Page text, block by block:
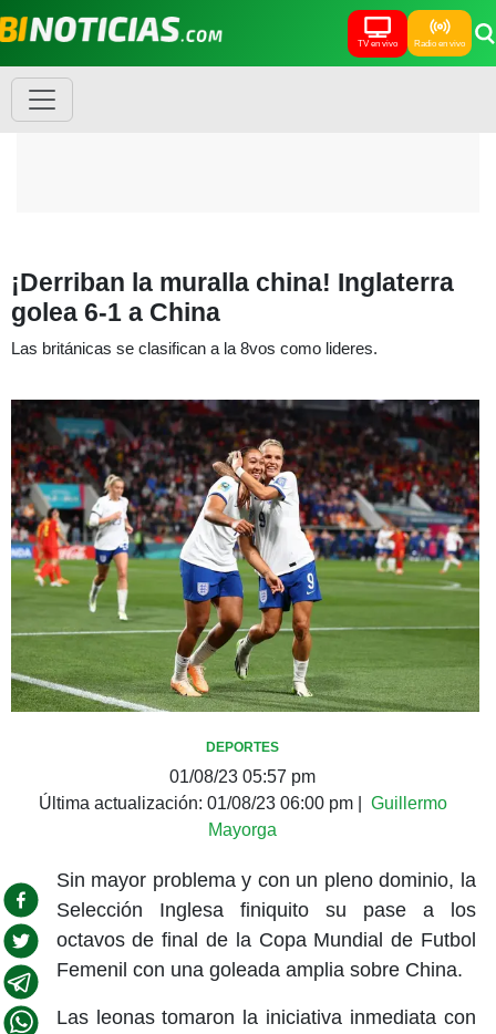
TV en vivo Radio en vivo
¡Derriban la muralla china! Inglaterra
golea 6-1 a China
Las británicas se clasifican a la 8vos como lideres.
DEPORTES
01/08/23 05:57 pm
Última actualización: 01/08/23 06:00 pm|
Guillermo
Mayorga
Sin mayor problema y con un pleno dominio, la
Selección Inglesa finiquito su pase a los
octavos de final de la Copa Mundial de Futbol
Femenil con una goleada amplia sobre China.
Las leonas tomaron la iniciativa inmediata con